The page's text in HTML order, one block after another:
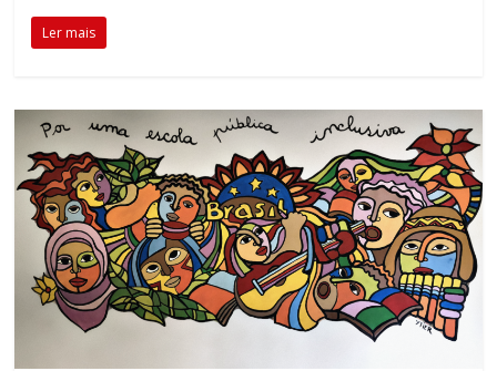
explorar
outras
possibilidades
em
sala
aula,
reforçando
Ler mais